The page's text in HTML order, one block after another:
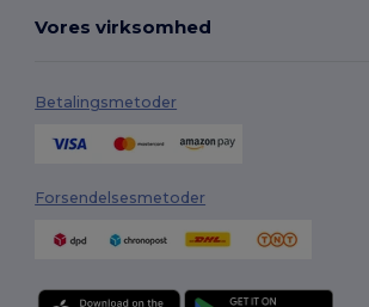
Vores virksomhed
Betalingsmetoder
Forsendelsesmetoder